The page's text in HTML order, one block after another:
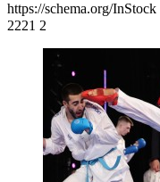
https://schema.org/InStock
2221 2